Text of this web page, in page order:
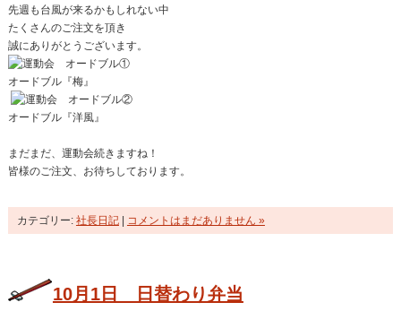
先週も台風が来るかもしれない中
たくさんのご注文を頂き
誠にありがとうございます。
オードブル『梅』
オードブル『洋風』
まだまだ、運動会続きますね！
皆様のご注文、お待ちしております。
カテゴリー: 社長日記| コメントはまだありません »
10月1日 日替わり弁当